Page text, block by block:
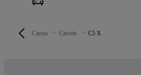
Carros Citroën C5 X